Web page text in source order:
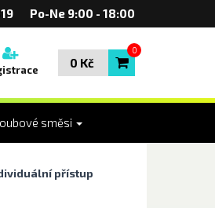
Po-Ne 9:00 - 18:00
0 Kč
0
směsi
přístup